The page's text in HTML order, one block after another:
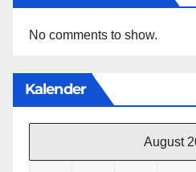
No comments to show.
Kalender
August